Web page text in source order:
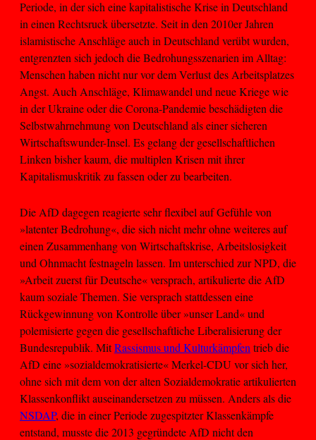
Periode, in der sich eine kapitalistische Krise in Deutschland
in einen Rechtsruck übersetzte. Seit in den 2010er Jahren
islamistische Anschläge auch in Deutschland verübt wurden,
entgrenzten sich jedoch die Bedrohungsszenarien im Alltag:
Menschen haben nicht nur vor dem Verlust des Arbeitsplatzes
Angst. Auch Anschläge, Klimawandel und neue Kriege wie
in der Ukraine oder die Corona-Pandemie beschädigten die
Selbstwahrnehmung von Deutschland als einer sicheren
Wirtschaftswunder-Insel. Es gelang der gesellschaftlichen
Linken bisher kaum, die multiplen Krisen mit ihrer
Kapitalismuskritik zu fassen oder zu bearbeiten.
Die AfD dagegen reagierte sehr flexibel auf Gefühle von
»latenter Bedrohung«, die sich nicht mehr ohne weiteres auf
einen Zusammenhang von Wirtschaftskrise, Arbeitslosigkeit
und Ohnmacht festnageln lassen. Im unterschied zur NPD, die
»Arbeit zuerst für Deutsche« versprach, artikulierte die AfD
kaum soziale Themen. Sie versprach stattdessen eine
Rückgewinnung von Kontrolle über »unser Land« und
polemisierte gegen die gesellschaftliche Liberalisierung der
Bundesrepublik. MitRassismus und Kulturkämpfen trieb die
AfD eine »sozialdemokratisierte« Merkel-CDU vor sich her,
ohne sich mit dem von der alten Sozialdemokratie artikulierten
Klassenkonflikt auseinandersetzen zu müssen. Anders als die
NSDAP, die in einer Periode zugespitzter Klassenkämpfe
entstand, musste die 2013 gegründete AfD nicht den